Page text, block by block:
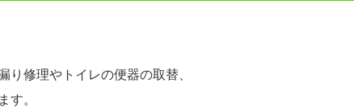
り修理やトイレの便器の取替、
す。